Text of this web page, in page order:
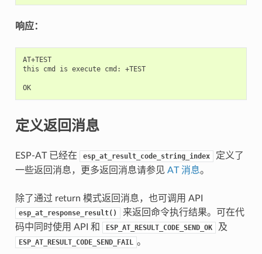
响应：
AT+TEST
this cmd is execute cmd: +TEST
OK
定义返回消息
ESP-AT 已经在 esp_at_result_code_string_index
定义了
一些返回消息，更多返回消息请参见 AT 消息。
除了通过 return 模式返回消息，也可调用 API
esp_at_response_result()
来返回命令执行结果。可在代
码中同时使用 API 和
ESP_AT_RESULT_CODE_SEND_OK 及
ESP_AT_RESULT_CODE_SEND_FAIL 。